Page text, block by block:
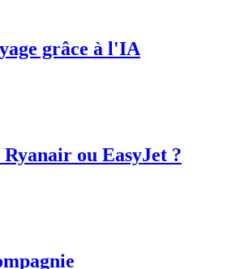
grâce à l'IA
ou EasyJet ?